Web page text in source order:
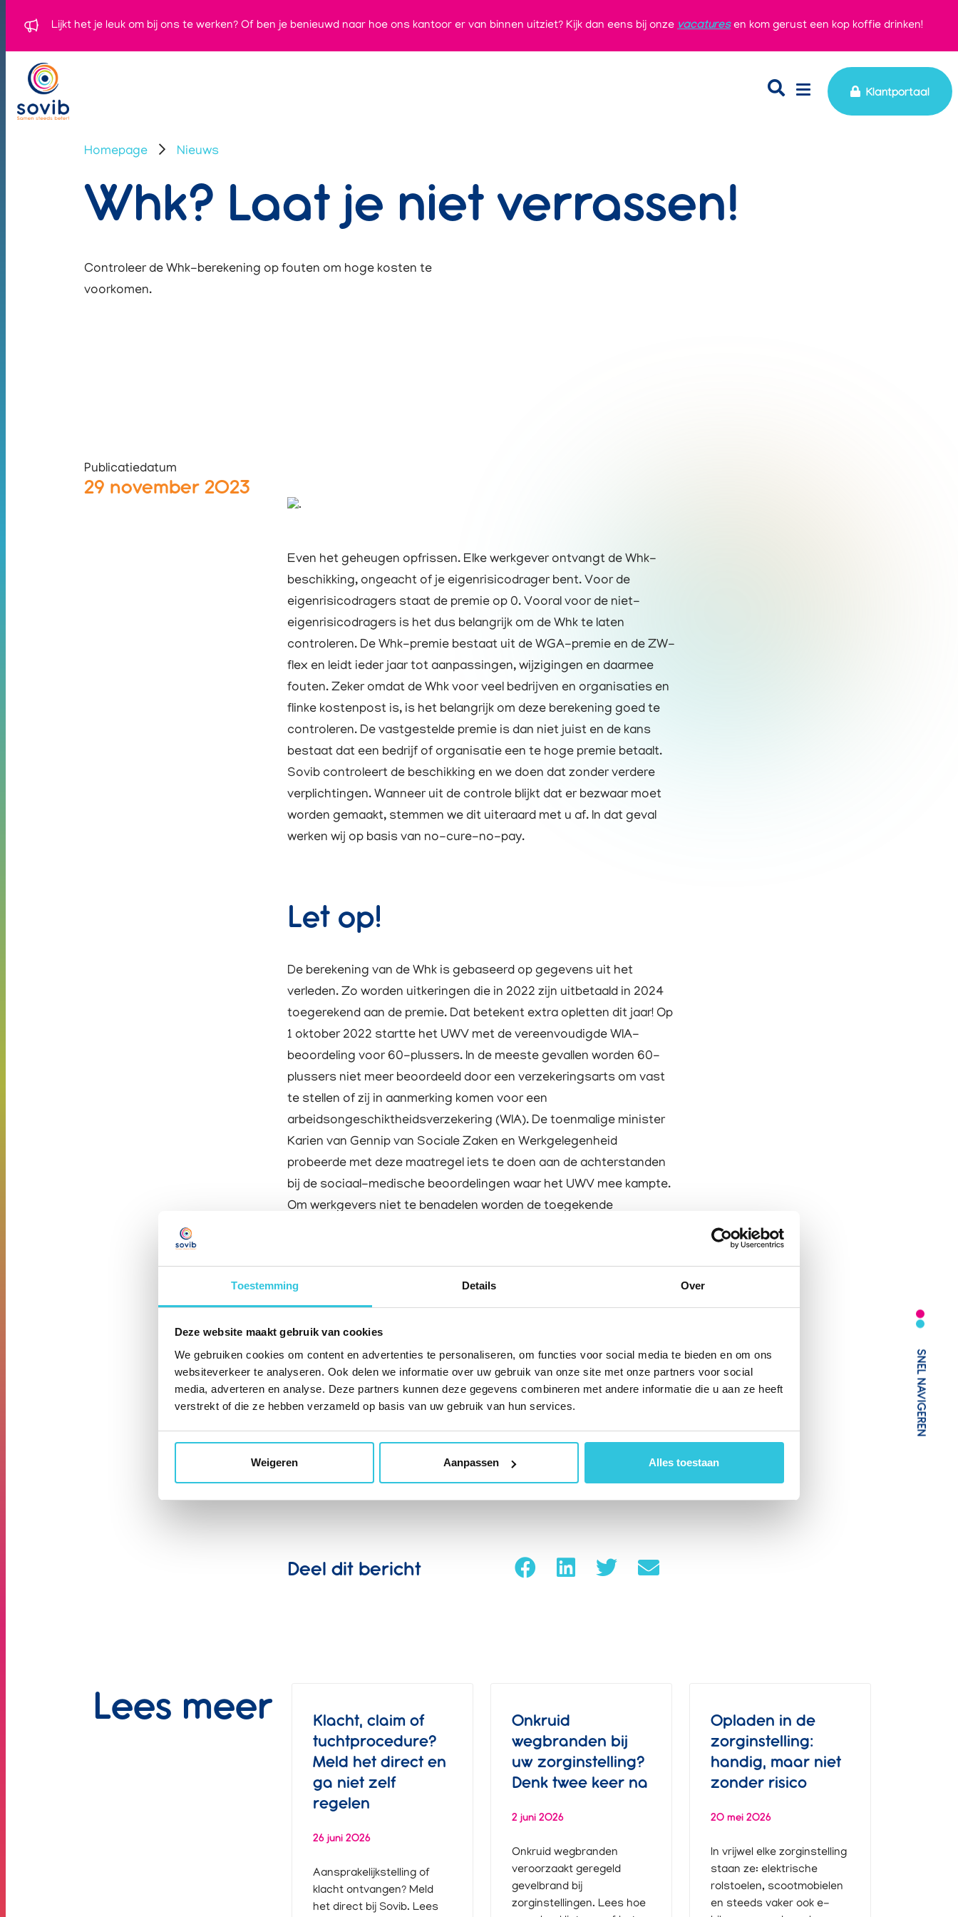
Toestemming Details Over
Deze website maakt gebruik van cookies
We gebruiken cookies om content en advertenties te personaliseren, om functies voor social media te bieden en om ons
websiteverkeer te analyseren. Ook delen we informatie over uw gebruik van onze site met onze partners voor social
media, adverteren en analyse. Deze partners kunnen deze gegevens combineren met andere informatie die u aan ze heeft
verstrekt of die ze hebben verzameld op basis van uw gebruik van hun services.
Weigeren Aanpassen Alles toestaan
Lijkt het je leuk om bij ons te werken? Of ben je benieuwd naar hoe ons kantoor er van binnen uitziet? Kijk dan eens bij onze vacaturesen kom gerust een kop koffie drinken!
Klantportaal
SNEL NAVIGEREN
Homepage Nieuws
Whk? Laat je niet verrassen!
Controleer de Whk-berekening op fouten om hoge kosten te
voorkomen.
Publicatiedatum
29 november 2023
Even het geheugen opfrissen. Elke werkgever ontvangt de Whk-
beschikking, ongeacht of je eigenrisicodrager bent. Voor de
eigenrisicodragers staat de premie op 0. Vooral voor de niet-
eigenrisicodragers is het dus belangrijk om de Whk te laten
controleren. De Whk-premie bestaat uit de WGA-premie en de ZW-
flex en leidt ieder jaar tot aanpassingen, wijzigingen en daarmee
fouten. Zeker omdat de Whk voor veel bedrijven en organisaties en
flinke kostenpost is, is het belangrijk om deze berekening goed te
controleren. De vastgestelde premie is dan niet juist en de kans
bestaat dat een bedrijf of organisatie een te hoge premie betaalt.
Sovib controleert de beschikking en we doen dat zonder verdere
verplichtingen. Wanneer uit de controle blijkt dat er bezwaar moet
worden gemaakt, stemmen we dit uiteraard met u af. In dat geval
werken wij op basis van no-cure-no-pay.
Let op!
De berekening van de Whk is gebaseerd op gegevens uit het
verleden. Zo worden uitkeringen die in 2022 zijn uitbetaald in 2024
toegerekend aan de premie. Dat betekent extra opletten dit jaar! Op
1 oktober 2022 startte het UWV met de vereenvoudigde WIA-
beoordeling voor 60-plussers. In de meeste gevallen worden 60-
plussers niet meer beoordeeld door een verzekeringsarts om vast
te stellen of zij in aanmerking komen voor een
arbeidsongeschiktheidsverzekering (WIA). De toenmalige minister
Karien van Gennip van Sociale Zaken en Werkgelegenheid
probeerde met deze maatregel iets te doen aan de achterstanden
bij de sociaal-medische beoordelingen waar het UWV mee kampte.
Om werkgevers niet te benadelen worden de toegekende
goede controle is ook hier geen overbodige luxe.
Meer weten?
Sovib helpt: wij controleren de beschikking en doen dat zonder
december naar w-i@sovib.nl. Meer weten? Bellen kan ook!
Deel dit bericht
Lees meer
Klacht, claim of
tuchtprocedure?
Meld het direct en
ga niet zelf
regelen
26 juni 2026
Aansprakelijkstelling of
klacht ontvangen? Meld
het direct bij Sovib. Lees
Onkruid
wegbranden bij
uw zorginstelling?
Denk twee keer na
2 juni 2026
Onkruid wegbranden
veroorzaakt geregeld
gevelbrand bij
zorginstellingen. Lees hoe
Opladen in de
zorginstelling:
handig, maar niet
zonder risico
20 mei 2026
In vrijwel elke zorginstelling
staan ze: elektrische
rolstoelen, scootmobielen
en steeds vaker ook e-